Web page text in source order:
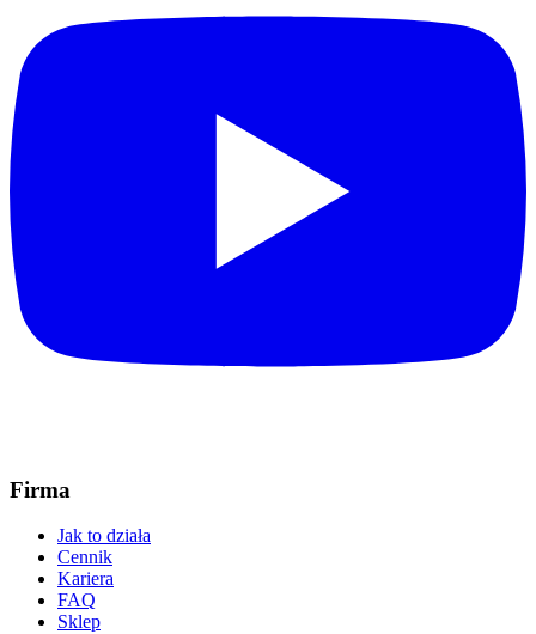
Firma
Jak to działa
Cennik
Kariera
FAQ
Sklep